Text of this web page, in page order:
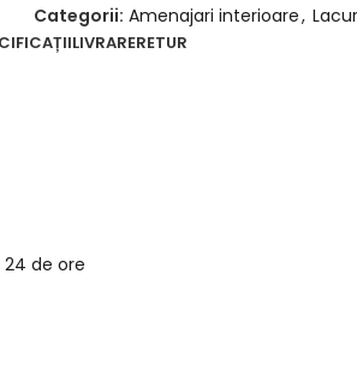
Categorii: Amenajari interioare,
LIVRARERETUR
de ore